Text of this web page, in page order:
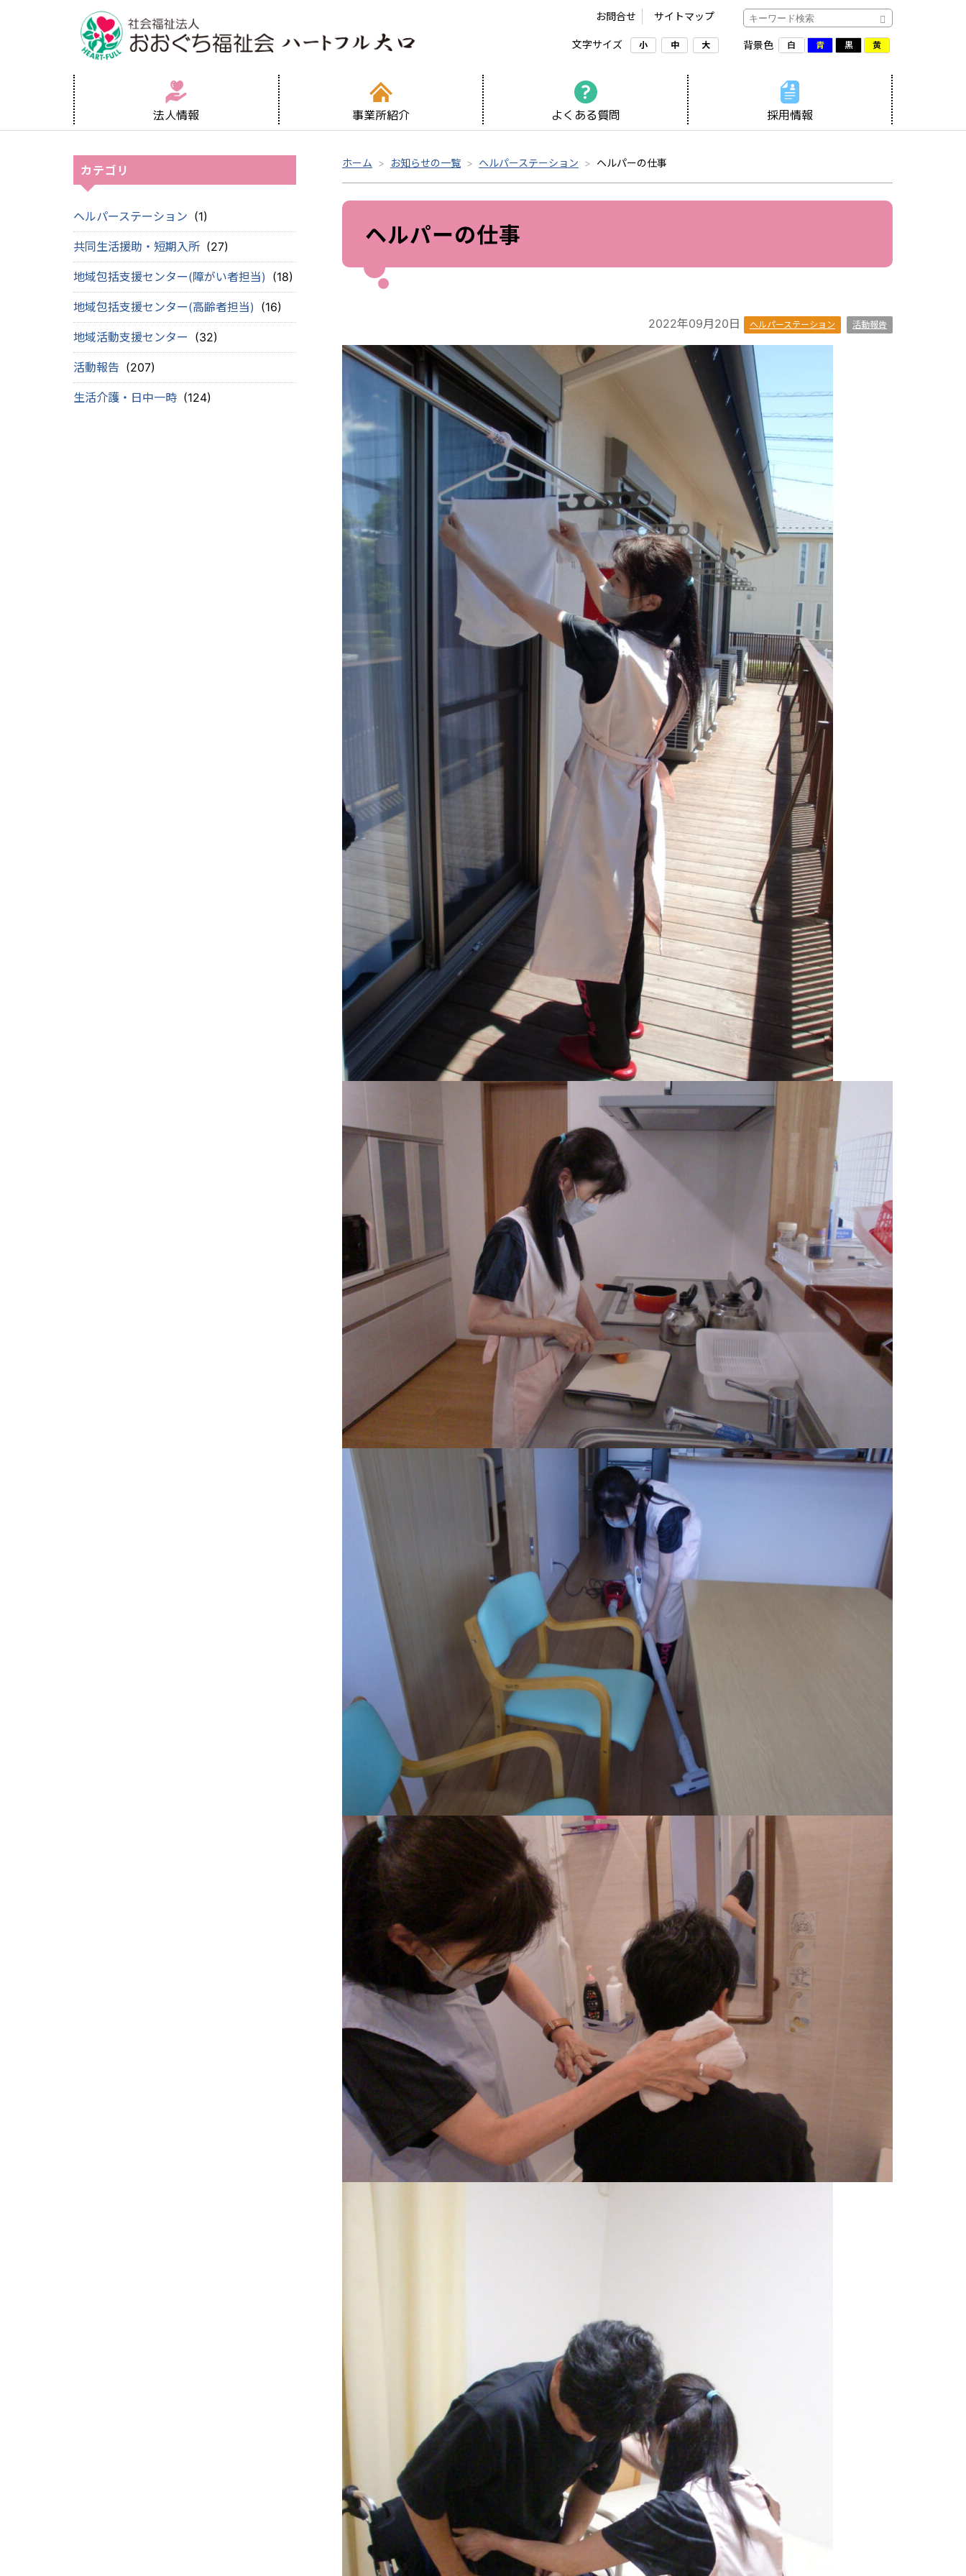
お問合せ サイトマップ
文字サイズ 小 中 大 背景色 白 青 黒 黄
法人情報 事業所紹介 よくある質問 採用情報
カテゴリ
ヘルパーステーション (1)
共同生活援助・短期入所 (27)
地域包括支援センター(障がい者担当) (18)
地域包括支援センター(高齢者担当) (16)
地域活動支援センター (32)
活動報告 (207)
生活介護・日中一時 (124)
ホーム お知らせの一覧 ヘルパーステーション ヘルパーの仕事
ヘルパーの仕事
2022年09月20日 ヘルパーステーション 活動報告